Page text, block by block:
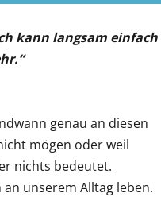
kann langsam einfach
genau an diesen
mögen oder weil
nichts bedeutet.
unserem Alltag leben.